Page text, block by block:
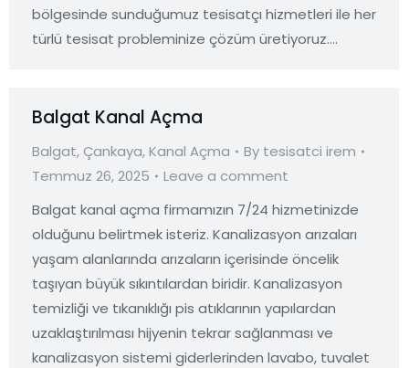
bölgesinde sunduğumuz tesisatçı hizmetleri ile her
türlü tesisat probleminize çözüm üretiyoruz.…
Balgat Kanal Açma
Balgat, Çankaya,Kanal Açma By tesisatci irem
Temmuz 26, 2025
Leave a comment
Balgat kanal açma firmamızın 7/24 hizmetinizde
olduğunu belirtmek isteriz. Kanalizasyon arızaları
yaşam alanlarında arızaların içerisinde öncelik
taşıyan büyük sıkıntılardan biridir. Kanalizasyon
temizliği ve tıkanıklığı pis atıklarının yapılardan
uzaklaştırılması hijyenin tekrar sağlanması ve
kanalizasyon sistemi giderlerinden lavabo, tuvalet